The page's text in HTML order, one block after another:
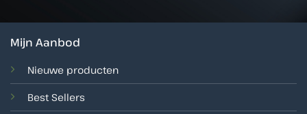
Mijn Aanbod
Nieuwe producten
Best Sellers